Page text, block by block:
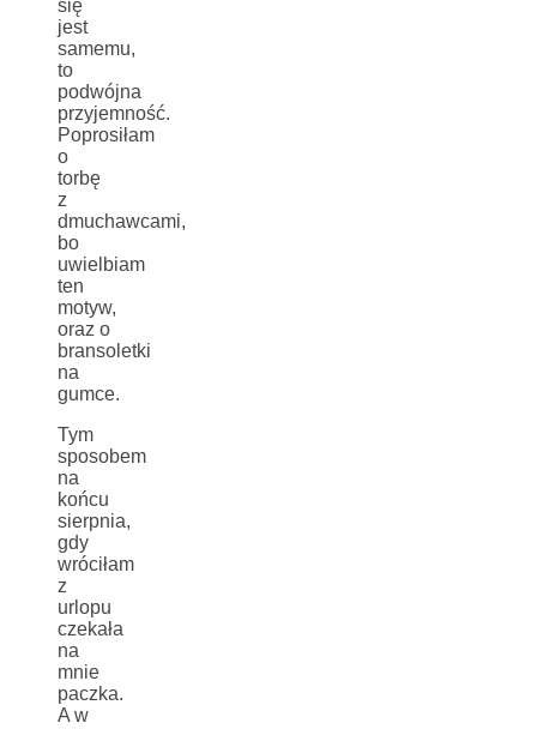
się
jest
samemu,
to
podwójna
przyjemność.
Poprosiłam
o
torbę
z
dmuchawcami,
bo
uwielbiam
ten
motyw,
oraz o
bransoletki
na
gumce.
Tym
sposobem
na
końcu
sierpnia,
gdy
wróciłam
z
urlopu
czekała
na
mnie
paczka.
A w